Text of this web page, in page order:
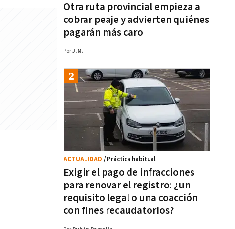
Otra ruta provincial empieza a
cobrar peaje y advierten quiénes
pagarán más caro
PorJ.M.
Exigir el pago de infracciones
para renovar el registro: ¿un
requisito legal o una coacción
con fines recaudatorios?
ACTUALIDAD / Práctica habitual